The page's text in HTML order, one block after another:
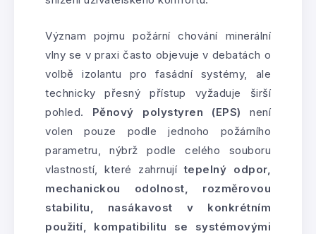
Význam pojmu požární chování minerální
vlny se v praxi často objevuje v debatách o
volbě izolantu pro fasádní systémy, ale
technicky přesný přístup vyžaduje širší
pohled. Pěnový polystyren (EPS) není
volen pouze podle jednoho požárního
parametru, nýbrž podle celého souboru
vlastností, které zahrnujítepelný odpor,
mechanickou odolnost, rozměrovou
stabilitu, nasákavost v konkrétním
použití, kompatibilitu se systémovými